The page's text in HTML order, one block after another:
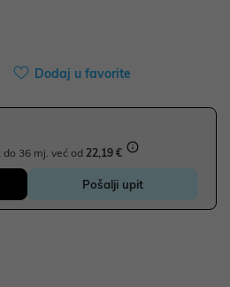
Dodaj u favorite
36 mj. već od 22,19 €
Pošalji upit